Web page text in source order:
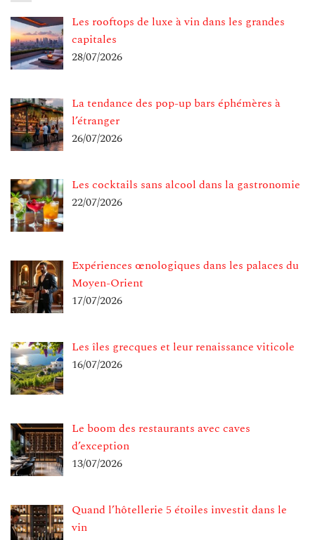
Les rooftops de luxe à vin dans les grandes
capitales
28/07/2026
La tendance des pop-up bars éphémères à
l’étranger
26/07/2026
Les cocktails sans alcool dans la gastronomie
22/07/2026
Expériences œnologiques dans les palaces du
Moyen-Orient
17/07/2026
Les îles grecques et leur renaissance viticole
16/07/2026
Le boom des restaurants avec caves
d’exception
13/07/2026
Quand l’hôtellerie 5 étoiles investit dans le
vin